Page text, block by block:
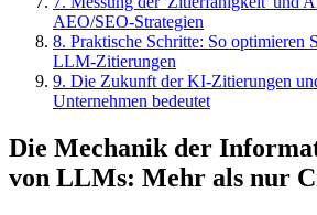
AEO/SEO-Strategien
8. Praktische Schritte: So optimieren
LLM-Zitierungen
9. Die Zukunft der KI-Zitierungen
Unternehmen bedeutet
Die Mechanik der
von LLMs: Mehr als nur